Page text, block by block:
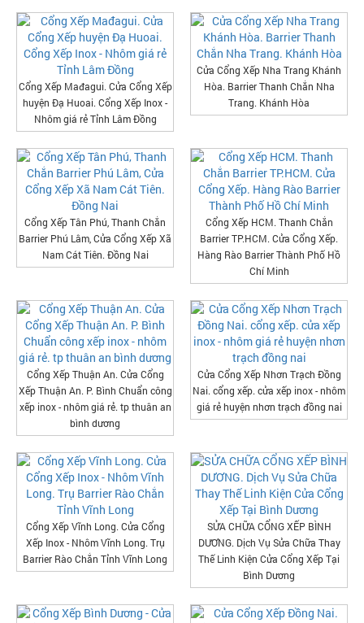
Cổng Xếp Mađagui. Cửa Cổng Xếp
huyện Đạ Huoai. Cổng Xếp Inox -
Nhôm giá rẻ Tỉnh Lâm Đồng
Cửa Cổng Xếp Nha Trang Khánh
Hòa. Barrier Thanh Chắn Nha
Trang. Khánh Hòa
Cổng Xếp Tân Phú, Thanh Chắn
Barrier Phú Lâm, Cửa Cổng Xếp Xã
Nam Cát Tiên. Đồng Nai
Cổng Xếp HCM. Thanh Chắn
Barrier TP.HCM. Cửa Cổng Xếp.
Hàng Rào Barrier Thành Phố Hồ
Chí Minh
Cổng Xếp Thuận An. Cửa Cổng
Xếp Thuận An. P. Bình Chuẩn công
xếp inox - nhôm giá rẻ. tp thuân an
bình dương
Cửa Cổng Xếp Nhơn Trạch Đồng
Nai. cổng xếp. cửa xếp inox - nhôm
giá rẻ huyện nhơn trạch đồng nai
Cổng Xếp Vĩnh Long. Cửa Cổng
Xếp Inox - Nhôm Vĩnh Long. Trụ
Barrier Rào Chắn Tỉnh Vĩnh Long
SỬA CHỮA CỔNG XẾP BÌNH
DƯƠNG. Dịch Vụ Sửa Chữa Thay
Thế Linh Kiện Cửa Cổng Xếp Tại
Bình Dương